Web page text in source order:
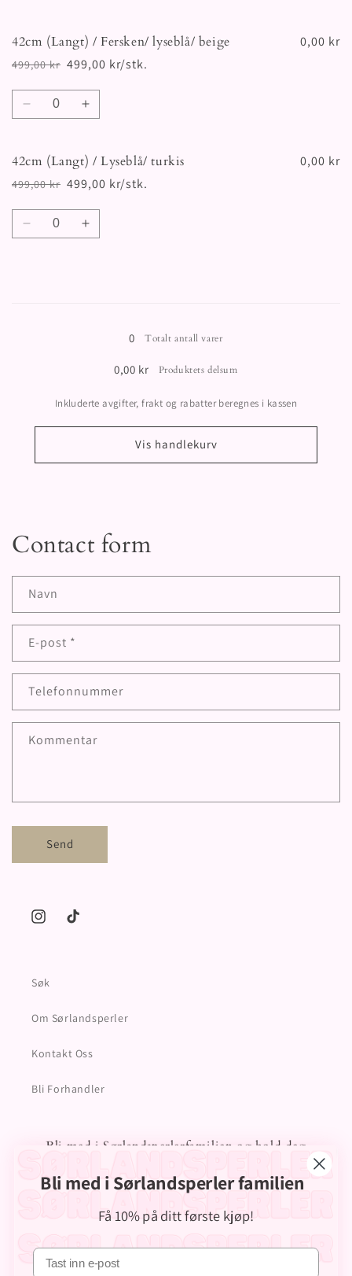
42cm
(Langt)
/
Gul/
orange
42cm
(Langt)
/
Gul/
orange
42cm (Langt) / Fersken/ lyseblå/ beige
Vanlig
pris
499,00 kr
Salgspris 499,00 kr/stk.
0,00 kr
Antall
Senk
42cm
(Langt)
/
Fersken/
lyseblå/
beige
Øk
42cm
(Langt)
/
Fersken/
lyseblå/
beige
42cm (Langt) / Lyseblå/ turkis
Vanlig
pris
499,00 kr
Salgspris 499,00 kr/stk.
0,00 kr
Antall
Senk
Øk
0 Totalt antall varer
0,00 kr Produktets delsum
Inkluderte avgifter, frakt og rabatter beregnes i kassen
Vis handlekurv
Contact form
Navn
E-post *
Telefonnummer
Kommentar
Send
InstagramTikTok
Søk
Om Sørlandsperler
Kontakt Oss
Bli Forhandler
Bli med i Sørlandsperlerfamilien og hold deg
InstagramTikTok
Bli med i Sørlandsperler familien
Få 10% på ditt første kjøp!